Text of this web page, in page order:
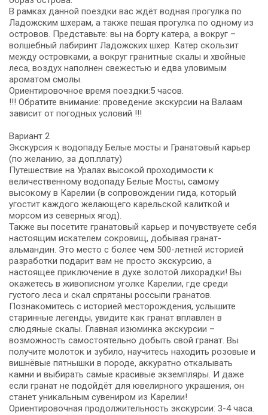
В рамках данной поездки вас ждёт водная прогулка по
Ладожским шхерам, а также пешая прогулка по одному из
островов. Представьте: вы на борту катера, а вокруг –
волшебный лабиринт Ладожских шхер. Катер скользит
между островками, а вокруг гранитные скалы и хвойные
леса, воздух наполнен свежестью и едва уловимым
ароматом смолы.
Ориентировочное время поездки:5 часов.
!!! Обратите внимание: проведение экскурсии на Валаам
зависит от погодных условий !!!
Вариант 2
Экскурсия к водопаду Белые мосты и Гранатовый карьер
(по желанию, за доп.плату)
Путешествие на Уралах высокой проходимости к
величественному водопаду Белые Мосты, самому
высокому в Карелии (в сопровождении гида, который
угостит каждого желающего карельской калиткой и
морсом из северных ягод).
Также вы посетите гранатовый карьер и почувствуете себя
настоящим искателем сокровищ, добывая гранат-
альмандин. Это место с более чем 500-летней историей
разработки подарит вам не просто экскурсию, а
настоящее приключение в духе золотой лихорадки! Вы
окажетесь в живописном уголке Карелии, где среди
густого леса и скал спрятаны россыпи гранатов.
Познакомитесь с историей месторождения, услышите
старинные легенды, увидите как гранат вплавлен в
слюдяные скалы. Главная изюминка экскурсии –
возможность самостоятельно добыть свой гранат. Вы
получите молоток и зубило, научитесь находить розовые и
вишнёвые пятнышки в породе, аккуратно откалывать
камни и выбирать самые красивые экземпляры. И даже
если гранат не подойдёт для ювелирного украшения, он
станет уникальным сувениром из Карелии!
Ориентировочная продолжительность экскурсии: 3-4 часа.